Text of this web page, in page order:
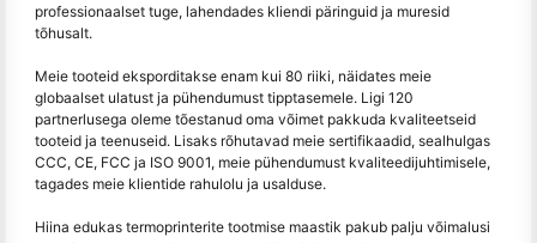
professionaalset tuge, lahendades kliendi päringuid ja muresid
tõhusalt.
Meie tooteid eksporditakse enam kui 80 riiki, näidates meie
globaalset ulatust ja pühendumust tipptasemele. Ligi 120
partnerlusega oleme tõestanud oma võimet pakkuda kvaliteetseid
tooteid ja teenuseid. Lisaks rõhutavad meie sertifikaadid, sealhulgas
CCC, CE, FCC ja ISO 9001, meie pühendumust kvaliteedijuhtimisele,
tagades meie klientide rahulolu ja usalduse.
Hiina edukas termoprinterite tootmise maastik pakub palju võimalusi